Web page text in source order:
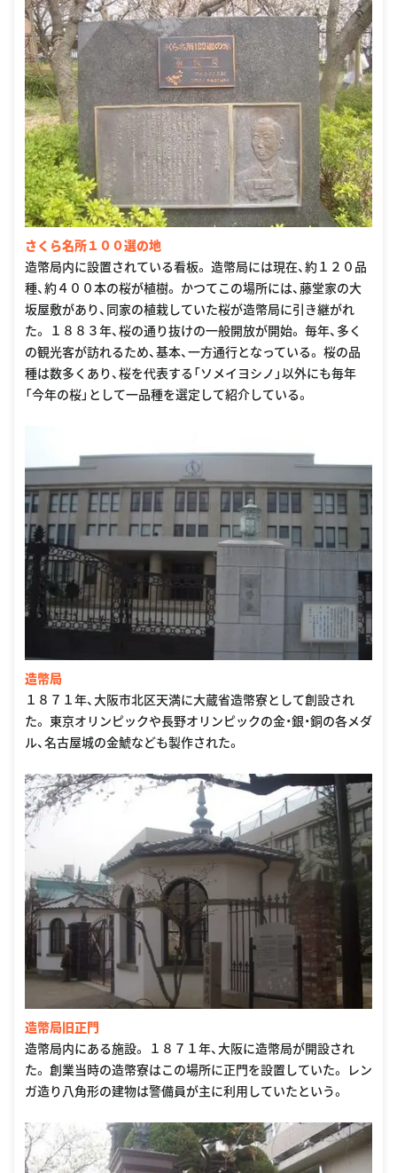
さくら名所１００選の地
造幣局内に設置されている看板。 造幣局には現在、約１２０品
種、約４００本の桜が植樹。 かつてこの場所には、藤堂家の大
坂屋敷があり、同家の植栽していた桜が造幣局に引き継がれ
た。 １８８３年、桜の通り抜けの一般開放が開始。 毎年、多く
の観光客が訪れるため、基本、一方通行となっている。 桜の品
種は数多くあり、桜を代表する「ソメイヨシノ」以外にも毎年
「今年の桜」として一品種を選定して紹介している。
造幣局
１８７１年、大阪市北区天満に大蔵省造幣寮として創設され
た。 東京オリンピックや長野オリンピックの金・銀・銅の各メダ
ル、名古屋城の金鯱なども製作された。
造幣局旧正門
造幣局内にある施設。 １８７１年、大阪に造幣局が開設され
た。 創業当時の造幣寮はこの場所に正門を設置していた。 レン
ガ造り八角形の建物は警備員が主に利用していたという。